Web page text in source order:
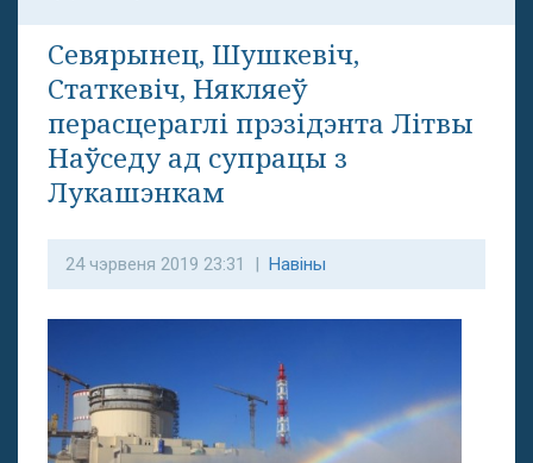
Севярынец, Шушкевіч,
Статкевіч, Някляеў
перасцераглі прэзідэнта Літвы
Наўседу ад супрацы з
Лукашэнкам
24 чэрвеня 2019 23:31 | Навіны